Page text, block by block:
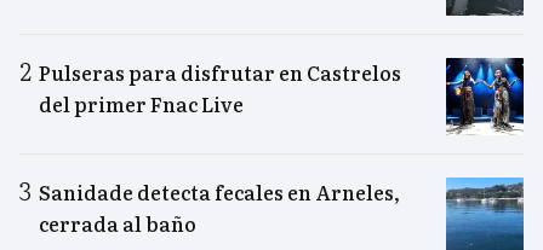
Pulseras para disfrutar en Castrelos
del primer Fnac Live
Sanidade detecta fecales en Arneles,
cerrada al baño